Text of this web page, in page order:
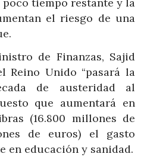
el riesgo de una
de Finanzas, Sajid
Reino Unido “pasará la
de austeridad al
que aumentará en
(16.800 millones de
de euros) el gasto
en educación y sanidad.